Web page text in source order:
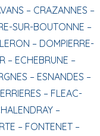
– CRAZANNES –
SUR-BOUTONNE –
– DOMPIERRE-
– ECHEBRUNE –
– ESNANDES –
– FLEAC-
–
– FONTENET –